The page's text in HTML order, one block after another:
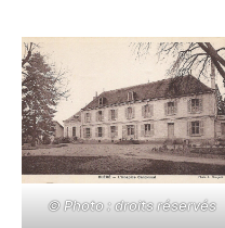
© Photo : droits réservés